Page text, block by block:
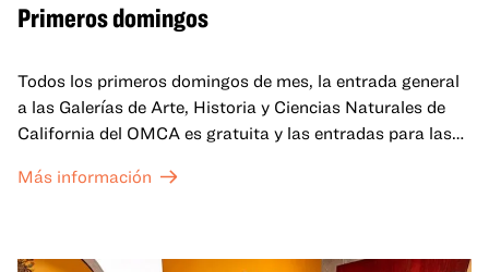
Primeros domingos
Todos los primeros domingos de mes, la entrada general
a las Galerías de Arte, Historia y Ciencias Naturales de
California del OMCA es gratuita y las entradas para las
a un precio reducido de 6 $.
Más información